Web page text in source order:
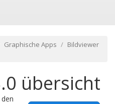
Graphische Apps
Bildviewer
übersicht